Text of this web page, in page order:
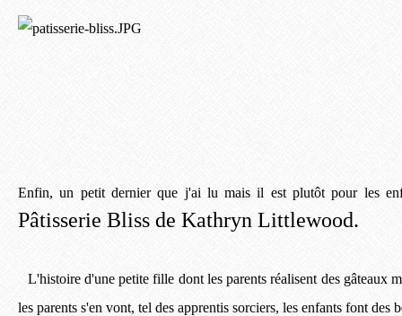
Enfin, un petit dernier que j'ai lu mais il est plutôt pour les
Pâtisserie Bliss de Kathryn Littlewood.
L'histoire d'une petite fille dont les parents réalisent des gâteaux
les parents s'en vont, tel des apprentis sorciers, les enfants font des